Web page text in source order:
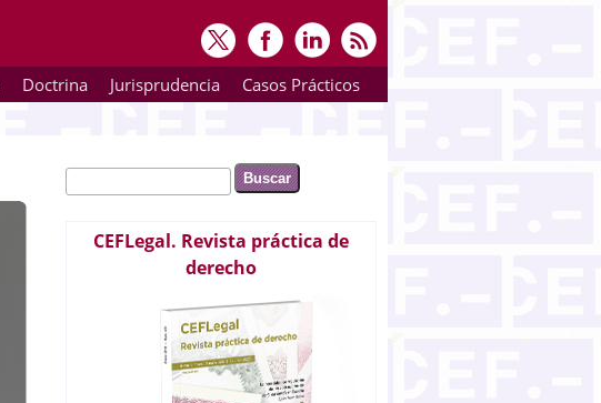
Doctrina Jurisprudencia Casos Prácticos
Formulario de búsqueda
Buscar
CEFLegal. Revista práctica de
derecho